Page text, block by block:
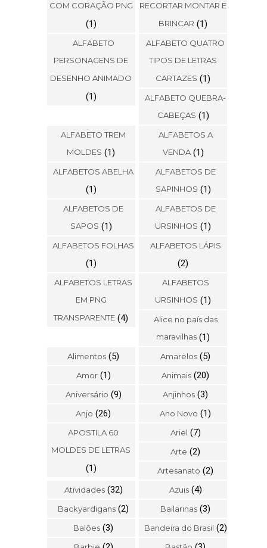
COM CORAÇÃO PNG
(1)
RECORTAR MONTAR E
BRINCAR (1)
ALFABETO
PERSONAGENS DE
DESENHO ANIMADO
(1)
ALFABETO QUATRO
TIPOS DE LETRAS
CARTAZES (1)
ALFABETO QUEBRA-
CABEÇAS (1)
ALFABETO TREM
MOLDES (1)
ALFABETOS A
VENDA (1)
ALFABETOS ABELHA
(1)
ALFABETOS DE
SAPINHOS (1)
ALFABETOS DE
SAPOS (1)
ALFABETOS DE
URSINHOS (1)
ALFABETOS FOLHAS
(1)
ALFABETOS LÁPIS
(2)
ALFABETOS LETRAS
EM PNG
TRANSPARENTE (4)
ALFABETOS
URSINHOS (1)
Alice no país das
maravilhas (1)
Alimentos (5) Amarelos (5)
Amor (1) Animais (20)
Aniversário (9) Anjinhos (3)
Anjo (26) Ano Novo (1)
APOSTILA 60
MOLDES DE LETRAS
(1)
Ariel (7)
Arte (2)
Artesanato (2)
Atividades (32) Azuis (4)
Backyardigans (2) Bailarinas (3)
Balões (3) Bandeira do Brasil (2)